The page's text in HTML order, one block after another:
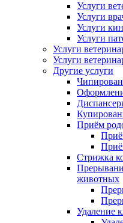
Услуги
Услуги
Услуги
Услуги
Услуги
Услуги
Другие услуги
Приём
Стрижка
животных
Удаление